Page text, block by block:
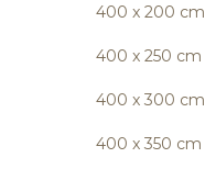
400 x 200 cm
400 x 250 cm
400 x 300 cm
400 x 350 cm